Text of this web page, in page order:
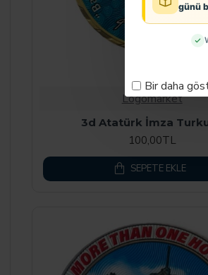
günü
Bir daha
Logomarket
3d Atatürk İmza
100,00TL
SEPETE EKLE